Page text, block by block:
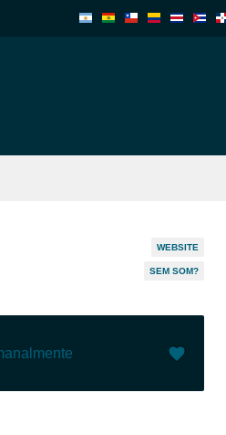
WEBSITE
SEM SOM?